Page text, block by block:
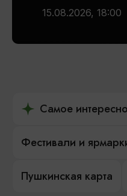
15.08.2026, 18:00
Самое
Фестивали и
Пушкинская карта